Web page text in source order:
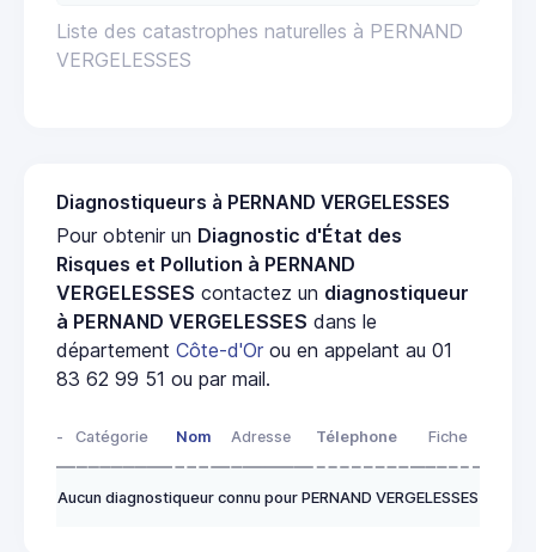
Liste des catastrophes naturelles à PERNAND
VERGELESSES
Diagnostiqueurs à PERNAND VERGELESSES
Pour obtenir un Diagnostic d'État des
Risques et Pollution à PERNAND
VERGELESSES contactez un diagnostiqueur
à PERNAND VERGELESSES dans le
département Côte-d'Or ou en appelant au 01
83 62 99 51 ou par mail.
- Catégorie Nom Adresse Télephone Fiche
Aucun diagnostiqueur connu pour PERNAND VERGELESSES